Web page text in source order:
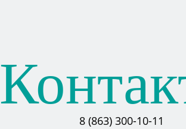
8 (863) 300-10-11